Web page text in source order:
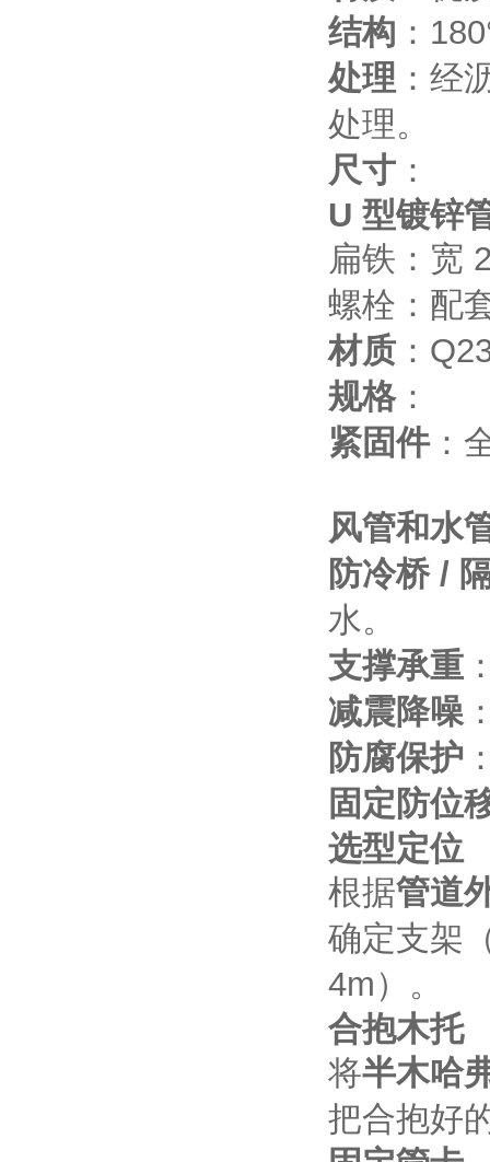
结构 ：
处理 ：经
处理。
尺寸 ：
U 型镀锌
扁铁：宽
螺栓：配
材质 ：
规格：
紧固件：
风管和水
防冷桥 /
水。
支撑承重
减震降噪
防腐保护
固定防位
选型定位
根据管道
确定支架
4m）。
合抱木托
将半木哈
把合抱好